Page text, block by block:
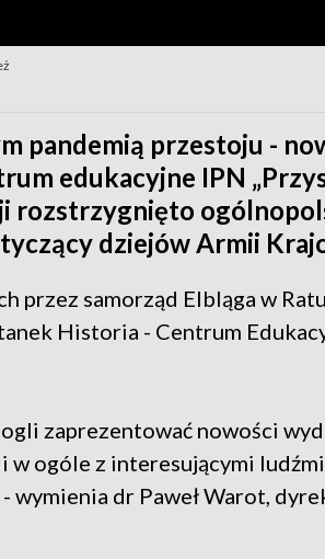
pandemią przestoju -
edukacyjne IPN
rozstrzygnięto
dziejów Armii
przez samorząd Elbląga w
Historia - Centrum
zaprezentować nowości
w ogóle z interesującymi
wymienia dr Paweł Warot,